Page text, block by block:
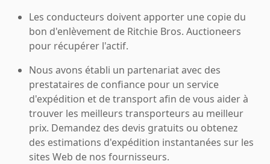
Les conducteurs doivent apporter une copie du
bon d'enlèvement de Ritchie Bros. Auctioneers
pour récupérer l'actif.
Nous avons établi un partenariat avec des
prestataires de confiance pour un service
d'expédition et de transport afin de vous aider à
trouver les meilleurs transporteurs au meilleur
prix. Demandez des devis gratuits ou obtenez
des estimations d'expédition instantanées sur les
sites Web de nos fournisseurs.